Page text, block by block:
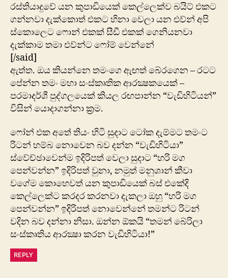
රස්තියාදුවේ යන කුපාඩියෙක් කෙල්ලෙක්ව බයිට් එකට
ගන්නවා දැක්කොත් එකට හිනා වෙලා යන එව්න් අපි
ස්කොලෙට ෆොන් එකක් සීඩී එකක් ගෙනියනවා
දැක්කාම තමා එව්න්ට ෆෝම් වෙන්නේ
[/said]
ඇත්ත. ඔය කියන්නෙ තමංගෙ ඇඟත් බේරගෙන – රටට
පේන්න තමං මහා සංස්කෘතික ආරක්‍ෂකයෙක් –
පරමාදර්ශී පුද්ගලයෙක් කියල රඟපාන්න “වැඩිහිටියන්”
විසින් යොදාගන්නා ක්‍රම.
ෆෝන් එක අතේ තියං හිටි සුදාට ටෝක දැම්මට තමංට
රිටන් හම්බ නොවෙන බව දන්න “වැඩිහිටියා”
ස්වේච්ඡාවෙන්ම ඉදිරිපත් වෙලා සුදාට “හරි මග
පෙන්වන්න” ඉදිරිපත් වුනා, නමුත් මනුශාන් කීවා
වගේම කොහෙවත් යන කුපාඩියෙක් බස් එකේදි
කෙල්ලෙක්ට කරදර කරනවා දැකලා ඔහු “හරි මග
පෙන්වන්න” ඉදිරිපත් නොවෙන්නේ තමන්ට රිටන්
වදින බව දන්නා නිසා. ඔන්න ඕකයි “තමන් බේරිලා
සංස්කෘතිය ආරක්‍ෂා කරන වැඩිහිටියා!”
REPLY